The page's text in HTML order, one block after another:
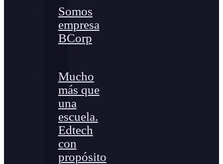
Somos
empresa
BCorp
Mucho
más que
una
escuela.
Edtech
con
propósito